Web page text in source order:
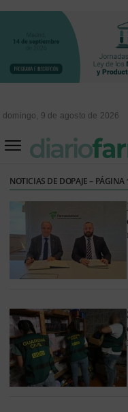
domingo, 9 de agosto de 2026
NOTICIAS DE DOPAJE – PÁGINA